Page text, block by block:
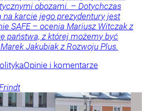
obozami. – Dotychczas
na karcie jego prezydentury jest
SAFE – ocenia Mariusz Witczak z
państwa, z której możemy być
Jakubiak z Rozwoju Plus.
Opinie i komentarze